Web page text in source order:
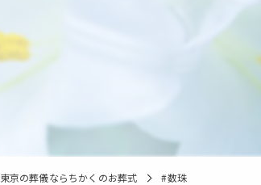
東京の葬儀ならちかくのお葬式 #数珠